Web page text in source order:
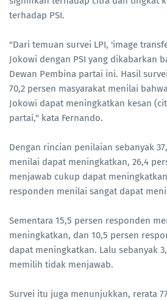
terhadap PSI.
"Dari temuan survei LPI, 'image
Jokowi dengan PSI yang dikabarkan
Dewan Pembina partai ini. Hasil
70,2 persen masyarakat menilai
Jokowi dapat meningkatkan kesan
partai," kata Fernando.
Dengan rincian penilaian sebanyak
menilai dapat meningkatkan, 26,4
menjawab cukup dapat
responden menilai sangat dapat
Sementara 15,5 persen responden
meningkatkan, dan 10,5 persen
dapat meningkatkan. Lalu sebanyak
memilih tidak menjawab.
Survei itu juga menunjukkan, rerata